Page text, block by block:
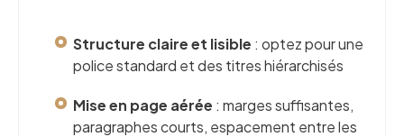
Structure claire et lisible : optez pour une
police standard et des titres hiérarchisés
Mise en page aérée : marges suffisantes,
paragraphes courts, espacement entre les